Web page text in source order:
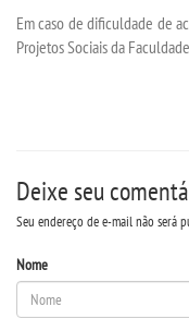
PPC
Em caso de dificuldade de
Projetos Sociais da
Deixe seu
Seu endereço de e-mail não será
Nome